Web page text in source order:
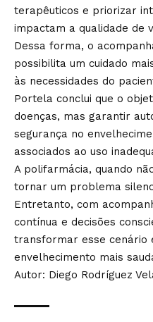
terapêuticos e priorizar
impactam a qualidade de
Dessa forma, o
possibilita um cuidado
às necessidades do
Portela conclui que o
doenças, mas garantir
segurança no
associados ao uso
A polifarmácia, quando
tornar um problema
Entretanto, com
contínua e decisões
transformar esse cenário
envelhecimento mais
Autor: Diego Rodríguez